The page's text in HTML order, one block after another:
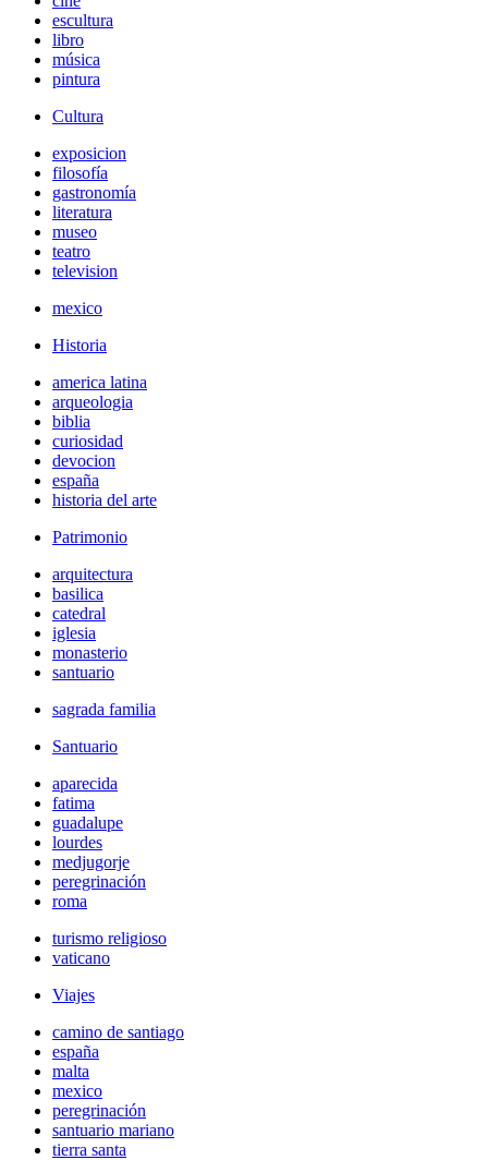
escultura
libro
música
pintura
Cultura
exposicion
filosofía
gastronomía
literatura
museo
teatro
television
mexico
Historia
america latina
arqueologia
biblia
curiosidad
devocion
españa
historia del arte
Patrimonio
arquitectura
basilica
catedral
iglesia
monasterio
santuario
sagrada familia
Santuario
aparecida
fatima
guadalupe
lourdes
medjugorje
peregrinación
roma
turismo religioso
vaticano
Viajes
camino de santiago
españa
malta
mexico
peregrinación
santuario mariano
tierra santa